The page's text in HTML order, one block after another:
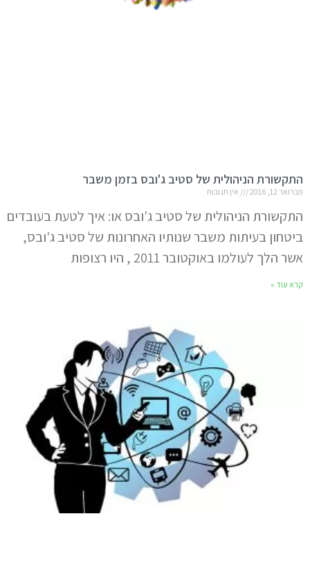
התקשורת הניהולית של סטיב ג'ובס בזמן משבר
פברואר 12, 2016 אין תגובות
התקשורת הניהולית של סטיב ג'ובס או: איך לטעת בעובדים
ביטחון בעיתות משבר שנותיו האחרונות של סטיב ג'ובס,
אשר הלך לעולמו באוקטובר 2011 , היו רצופות
קרא עוד »